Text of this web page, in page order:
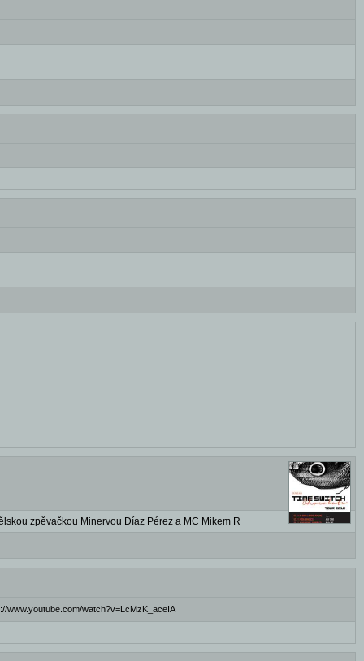
zpěvačkou Minervou Díaz Pérez a MC Mikem R
www.youtube.com/watch?v=LcMzK_aceIA